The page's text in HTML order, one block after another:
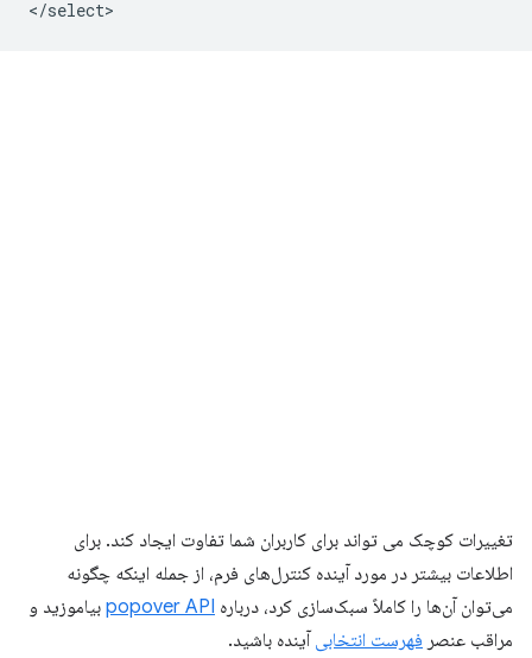
تغییرات کوچک می تواند برای کاربران شما تفاوت ایجاد کند. برای
اطلاعات بیشتر در مورد آینده کنترل‌های فرم، از جمله اینکه چگونه
می‌توان آن‌ها را کاملاً سبک‌سازی کرد، درباره popover API بیاموزید و
مراقب عنصر فهرست انتخابی آینده باشید.